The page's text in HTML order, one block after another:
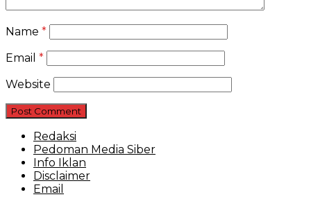
Name *
Email *
Website
Redaksi
Pedoman Media Siber
Info Iklan
Disclaimer
Email